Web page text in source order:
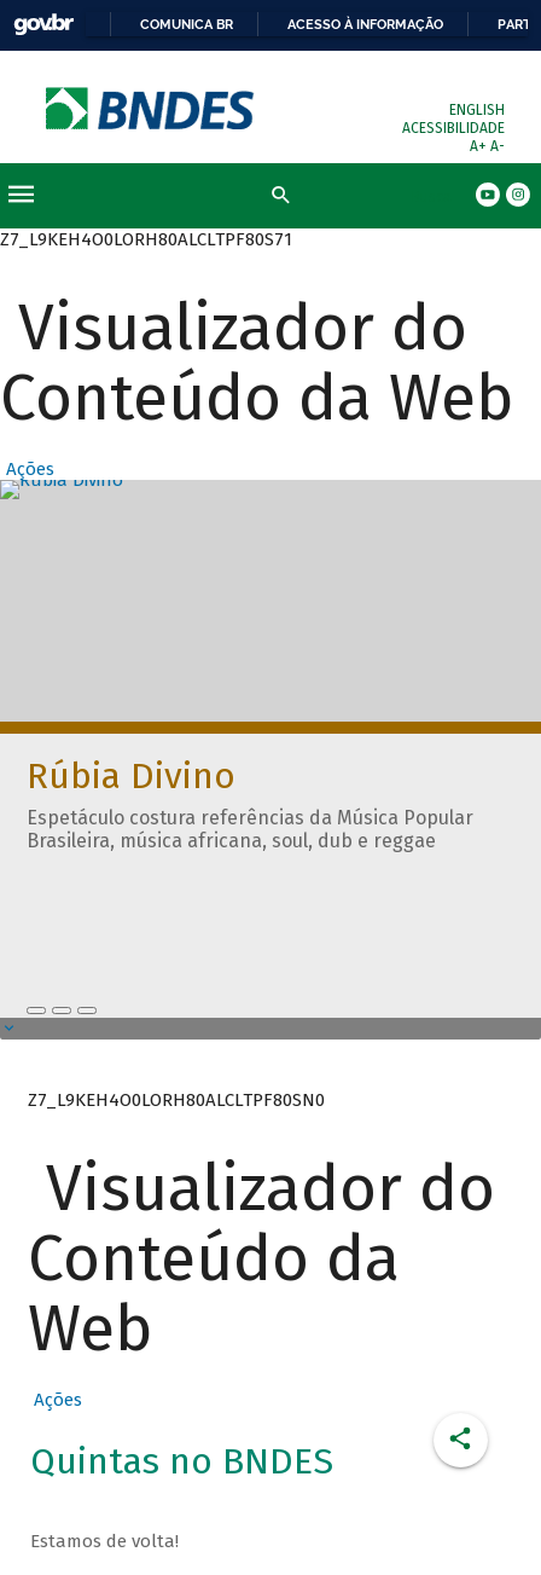
COMUNICA BR ACESSO À INFORMAÇÃO
ENGLISH
ACESSIBILIDADE
A+ A-
Z7_L9KEH4O0LORH80ALCLTPF80S71
Visualizador do
Conteúdo da Web
Ações
Destaques
Rúbia Divino
Espetáculo costura referências da Música Popular
Brasileira, música africana, soul, dub e reggae
Z7_L9KEH4O0LORH80ALCLTPF80SN0
Visualizador do
Conteúdo da
Web
Ações
Quintas no BNDES
Estamos de volta!